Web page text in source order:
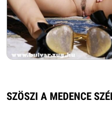
SZÖSZI A MEDENCE